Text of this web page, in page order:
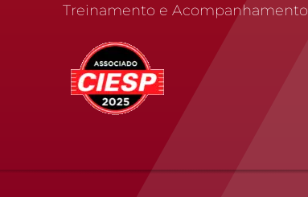
Treinamento e Acompanhamento